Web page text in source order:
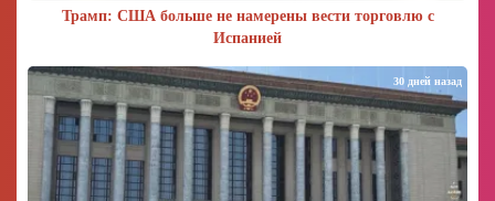
Трамп: США больше не намерены вести торговлю с
Испанией
30 дней назад